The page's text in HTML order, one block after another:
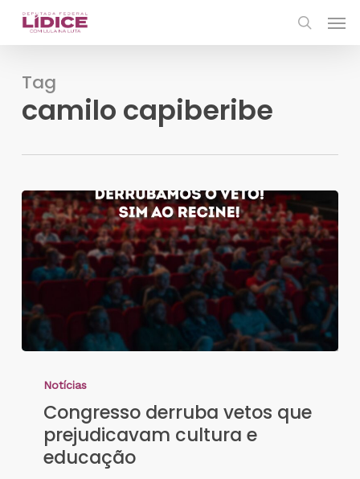
Skip
content
Tag
camilo capiberibe
Notícias
Congresso derruba vetos que
prejudicavam cultura e
educação